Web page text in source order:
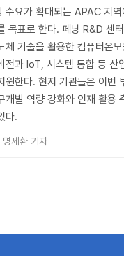
수요가 확대되는 APAC 지
목표로 한다. 페낭 R&D 센
체 기술을 활용한 컴퓨터온
전과 IoT, 시스템 통합 등 산
원한다. 현지 기관들은 이번
개발 역량 강화와 인재 활용
다.
명세환 기자